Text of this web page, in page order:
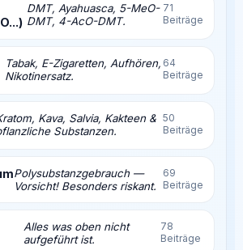
DMT, Ayahuasca, 5-MeO-
DMT, 4-AcO-DMT.
71
Beiträge
Tabak, E-Zigaretten, Aufhören,
Nikotinersatz.
64
Beiträge
Kava, Salvia, Kakteen &
Substanzen.
50
Beiträge
Polysubstanzgebrauch —
Vorsicht! Besonders riskant.
69
Beiträge
Alles was oben nicht
aufgeführt ist.
78
Beiträge